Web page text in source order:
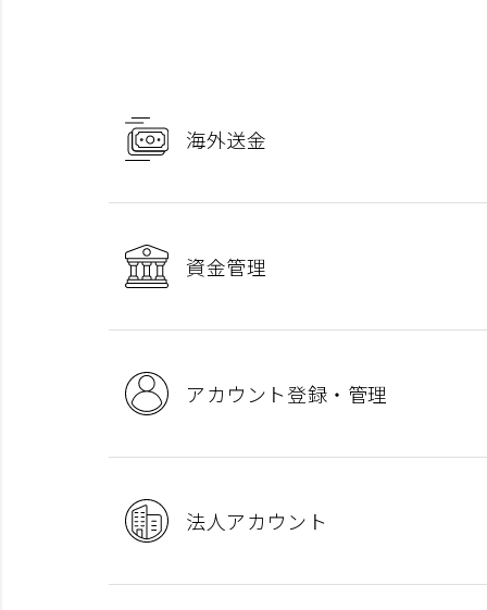
海外送金
資金管理
アカウント登録・管理
法人アカウント